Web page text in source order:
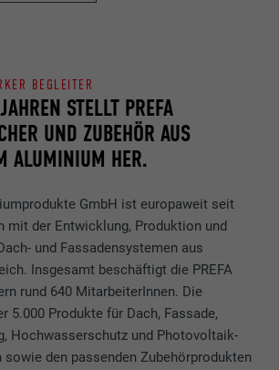
STELLT PREFA
UND ZUBEHÖR AUS
ALUMINIUM HER.
BEGLEITER
GmbH ist europaweit seit
mit der Entwicklung, Produktion und
und Fassadensystemen aus
Insgesamt beschäftigt die PREFA
rund 640 MitarbeiterInnen. Die
5.000 Produkte für Dach, Fassade,
Hochwasserschutz und Photovoltaik-
den passenden Zubehörprodukten